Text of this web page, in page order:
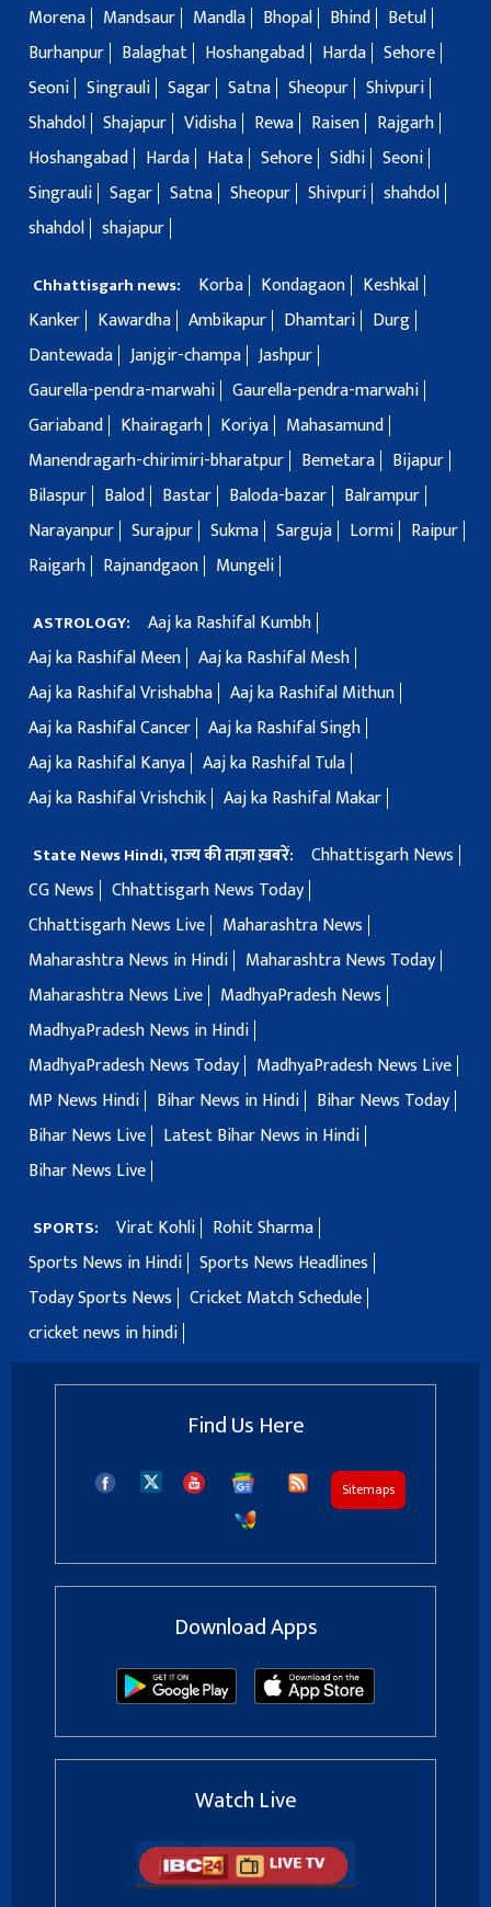
Morena
Mandsaur Mandla Bhopal Bhind
Betul
Burhanpur
Balaghat Hoshangabad Harda Sehore
Seoni Singrauli Sagar Satna Sheopur Shivpuri
Shahdol Shajapur Vidisha Rewa Raisen
Rajgarh
Hoshangabad
Harda Hata Sehore Sidhi Seoni
Singrauli Sagar Satna Sheopur Shivpuri shahdol
shahdol shajapur
Chhattisgarh news: Korba Kondagaon
Keshkal
Kanker
Kawardha Ambikapur Dhamtari
Durg
Dantewada Janjgir-champa Jashpur
Gaurella-pendra-marwahi Gaurella-pendra-marwahi
Gariaband
Khairagarh Koriya
Mahasamund
Manendragarh-chirimiri-bharatpur
Bemetara
Bijapur
Bilaspur
Balod Bastar Baloda-bazar
Balrampur
Narayanpur Surajpur Sukma Sarguja Lormi
Raipur
Raigarh
Rajnandgaon Mungeli
ASTROLOGY:
Aaj ka Rashifal Kumbh
Aaj ka Rashifal Meen Aaj ka Rashifal Mesh
Aaj ka Rashifal Vrishabha Aaj ka Rashifal Mithun
Aaj ka Rashifal Cancer Aaj ka Rashifal Singh
Aaj ka Rashifal Kanya Aaj ka Rashifal Tula
Aaj ka Rashifal Vrishchik Aaj ka Rashifal Makar
State News Hindi, राज्य की ताज़ा ख़बरें:
Chhattisgarh News
CG News
Chhattisgarh News Today
Chhattisgarh News Live
Maharashtra News
Maharashtra News in Hindi
Maharashtra News Today
Maharashtra News Live
MadhyaPradesh News
MadhyaPradesh News in Hindi
MadhyaPradesh News Today
MadhyaPradesh News Live
MP News Hindi
Bihar News in Hindi
Bihar News Today
Bihar News Live
Latest Bihar News in Hindi
Bihar News Live
SPORTS: Virat Kohli
Rohit Sharma
Sports News in Hindi Sports News Headlines
Today Sports News
Cricket Match Schedule
cricket news in hindi
Find Us Here
Sitemaps
Download Apps
Watch Live